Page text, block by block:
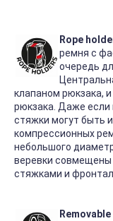
Rope
ремня с
очередь
клапаном рюкзака,
рюкзака. Даже если
стяжки могут быть
компрессионных
небольшого
веревки
стяжками и